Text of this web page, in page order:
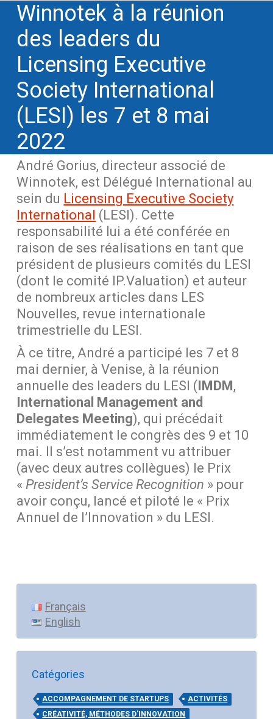
Winnotek à la réunion
des leaders du
Licensing Executive
Society International
(LESI) les 7 et 8 mai
2022
André Gorius, directeur associé de
Winnotek, est Délégué International au
sein du Licensing Executive Society
International (LESI). Cette
responsabilité lui a été conférée en
raison de ses réalisations en tant que
président de plusieurs comités du LESI
(dont le comité IP.Valuation) et auteur
de nombreux articles dans LES
Nouvelles, revue internationale
trimestrielle du LESI.
À ce titre, André a participé les 7 et 8
mai dernier, à Venise, à la réunion
annuelle des leaders du LESI (IMDM,
International Management and
Delegates Meeting), qui précédait
immédiatement le congrès des 9 et 10
mai. Il s’est notamment vu attribuer
(avec deux autres collègues) le Prix
«President’s Service Recognition » pour
avoir conçu, lancé et piloté le « Prix
Annuel de l’Innovation » du LESI.
Français
English
Catégories
ACCOMPAGNEMENT DE STARTUPS
ACTIVITÉS
CRÉATIVITÉ, MÉTHODES D'INNOVATION